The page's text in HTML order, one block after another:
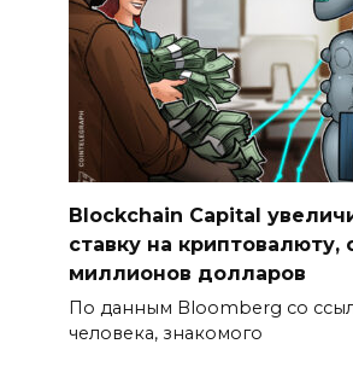
Blockchain Capital
ставку на криптовалюту,
миллионов долларов
По данным Bloomberg со
человека, знакомого